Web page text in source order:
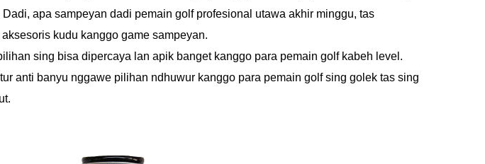
apa sampeyan dadi pemain golf profesional utawa akhir minggu, tas
kudu kanggo game sampeyan.
sing bisa dipercaya lan apik banget kanggo para pemain golf kabeh level.
anti banyu nggawe pilihan ndhuwur kanggo para pemain golf sing golek tas sing